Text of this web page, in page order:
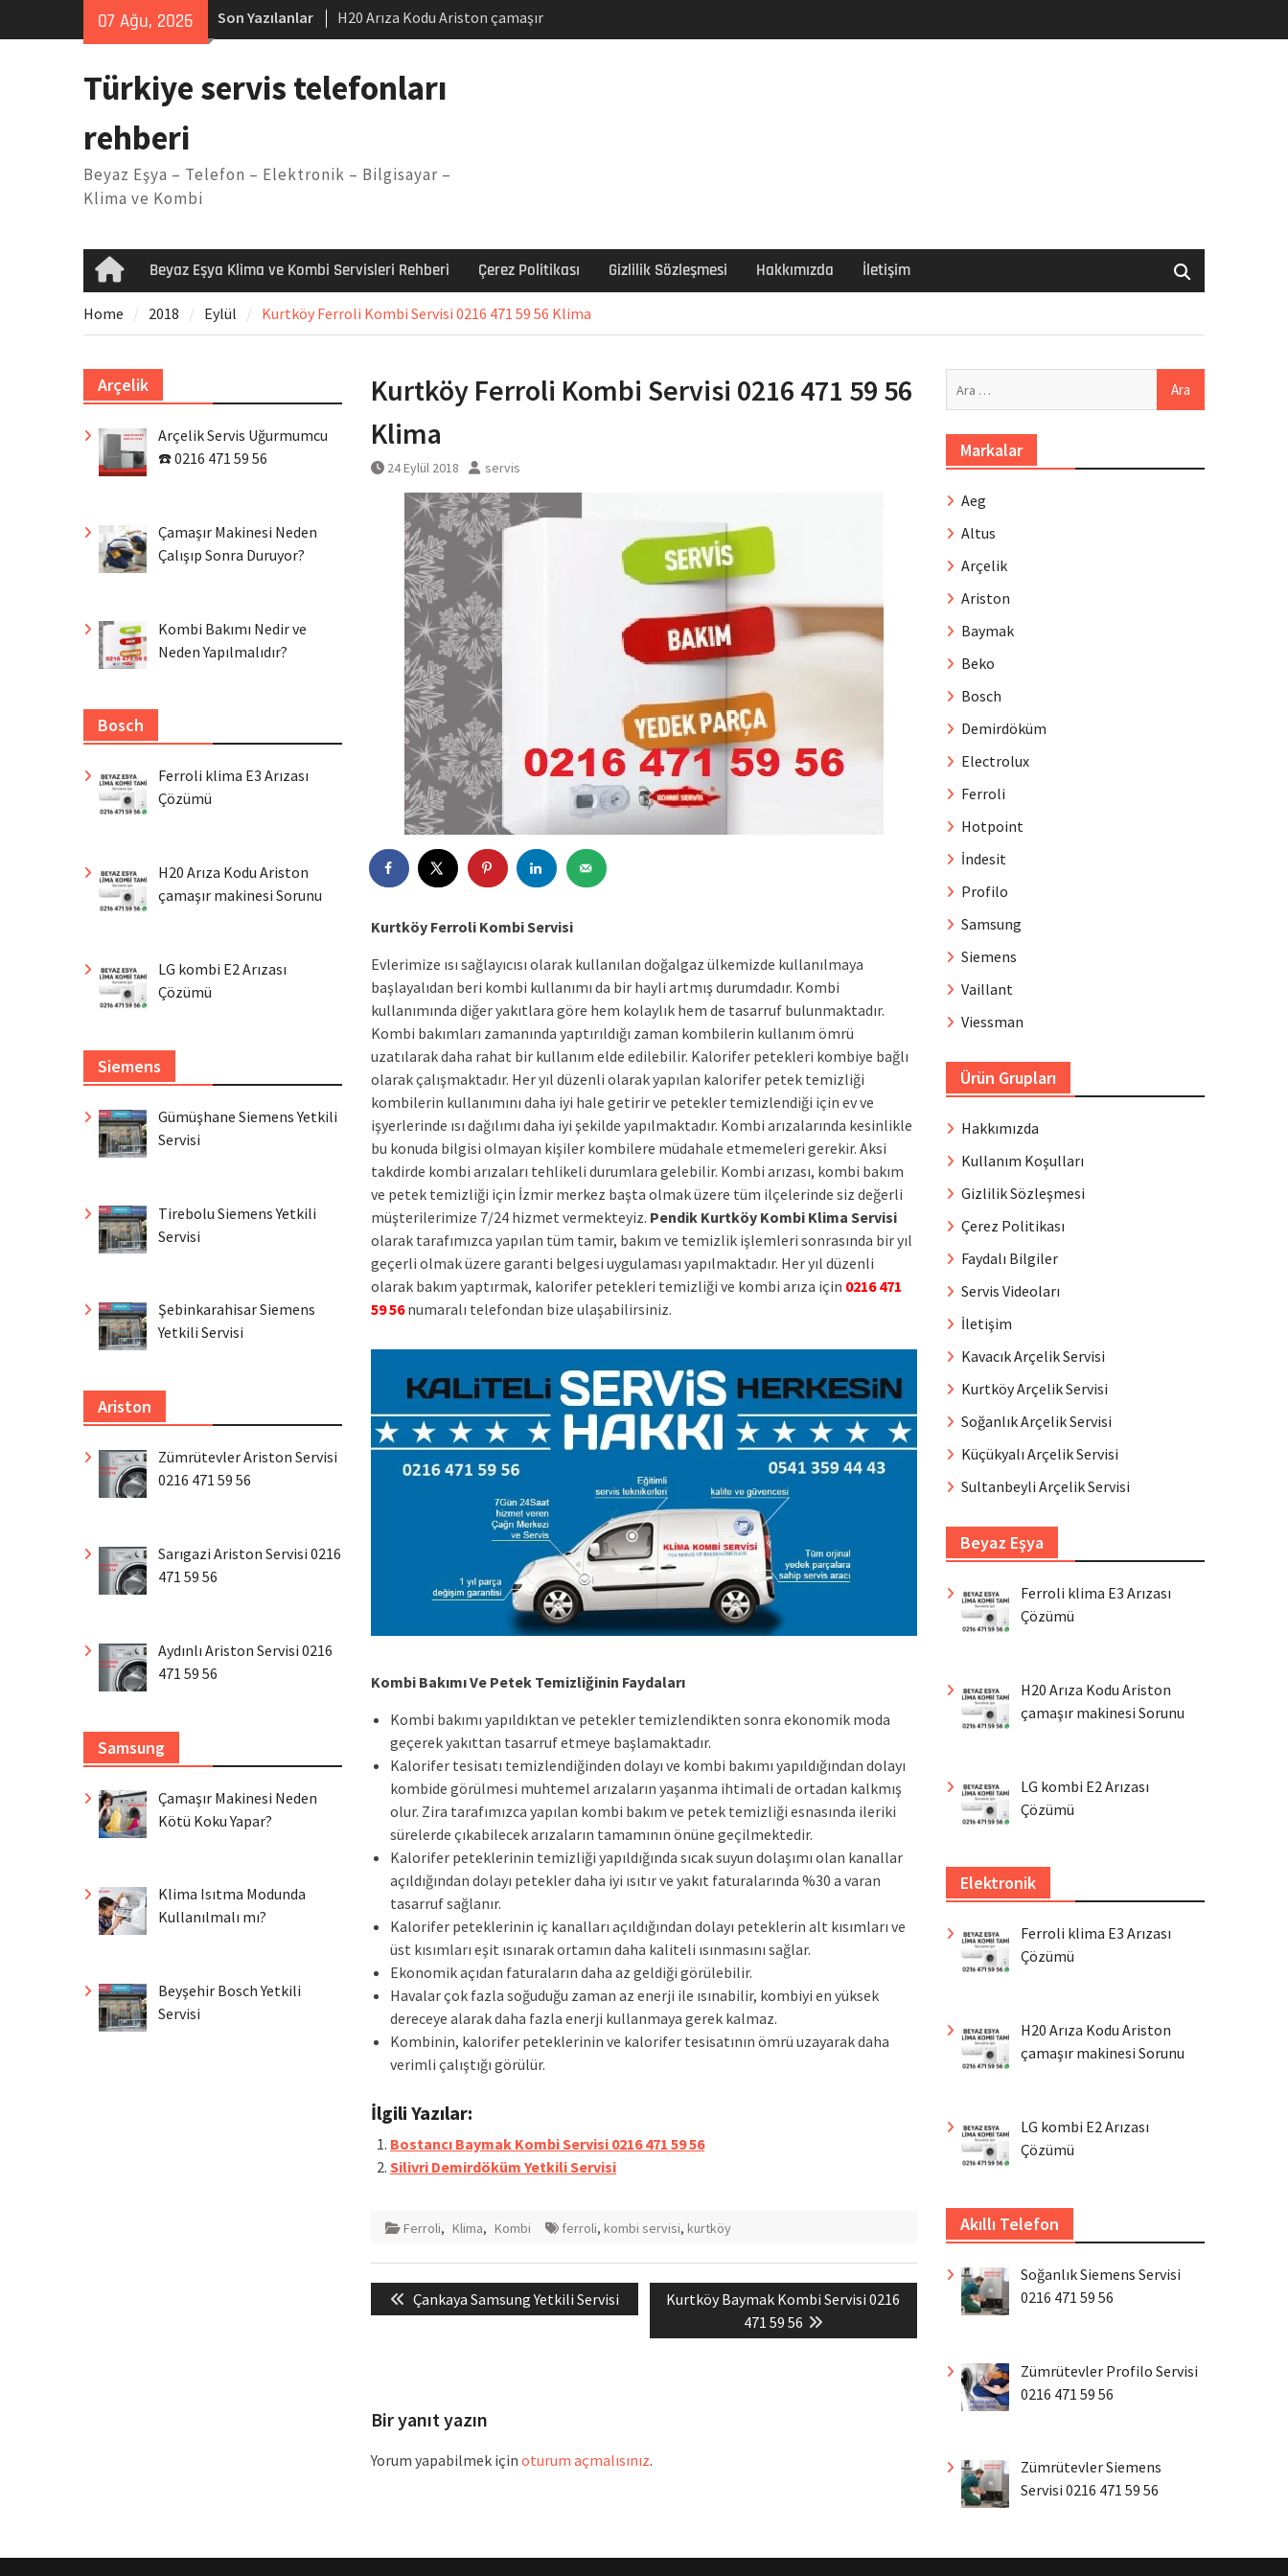
07 Ağu, 2026 Son Yazılanlar
H20 Arıza Kodu Ariston çamaşır
makinesi Sorunu
Arçelik buzdolabı F5 Hatası Çözüm
Ferroli klima E3 Arızası Çözümü
Türkiye servis telefonları
rehberi
Beyaz Eşya – Telefon – Elektronik – Bilgisayar –
Klima ve Kombi
HomeBeyaz Eşya Klima ve Kombi Servisleri Rehberi Çerez Politikası Gizlilik Sözleşmesi Hakkımızda İletişim
Home 2018 Eylül Kurtköy Ferroli Kombi Servisi 0216 471 59 56 Klima
Kurtköy Ferroli Kombi Servisi 0216 471 59 56
Klima
24 Eylül 2018 servis
Kurtköy Ferroli Kombi Servisi
Evlerimize ısı sağlayıcısı olarak kullanılan doğalgaz ülkemizde kullanılmaya
başlayalıdan beri kombi kullanımı da bir hayli artmış durumdadır. Kombi
kullanımında diğer yakıtlara göre hem kolaylık hem de tasarruf bulunmaktadır.
Kombi bakımları zamanında yaptırıldığı zaman kombilerin kullanım ömrü
uzatılarak daha rahat bir kullanım elde edilebilir. Kalorifer petekleri kombiye bağlı
olarak çalışmaktadır. Her yıl düzenli olarak yapılan kalorifer petek temizliği
kombilerin kullanımını daha iyi hale getirir ve petekler temizlendiği için ev ve
işyerlerinde ısı dağılımı daha iyi şekilde yapılmaktadır. Kombi arızalarında kesinlikle
bu konuda bilgisi olmayan kişiler kombilere müdahale etmemeleri gerekir. Aksi
takdirde kombi arızaları tehlikeli durumlara gelebilir. Kombi arızası, kombi bakım
ve petek temizliği için İzmir merkez başta olmak üzere tüm ilçelerinde siz değerli
müşterilerimize 7/24 hizmet vermekteyiz. Pendik Kurtköy Kombi Klima Servisi
olarak tarafımızca yapılan tüm tamir, bakım ve temizlik işlemleri sonrasında bir yıl
geçerli olmak üzere garanti belgesi uygulaması yapılmaktadır. Her yıl düzenli
olarak bakım yaptırmak, kalorifer petekleri temizliği ve kombi arıza için 0216 471
59 56 numaralı telefondan bize ulaşabilirsiniz.
Kombi Bakımı Ve Petek Temizliğinin Faydaları
Kombi bakımı yapıldıktan ve petekler temizlendikten sonra ekonomik moda
geçerek yakıttan tasarruf etmeye başlamaktadır.
Kalorifer tesisatı temizlendiğinden dolayı ve kombi bakımı yapıldığından dolayı
kombide görülmesi muhtemel arızaların yaşanma ihtimali de ortadan kalkmış
olur. Zira tarafımızca yapılan kombi bakım ve petek temizliği esnasında ileriki
sürelerde çıkabilecek arızaların tamamının önüne geçilmektedir.
Kalorifer peteklerinin temizliği yapıldığında sıcak suyun dolaşımı olan kanallar
açıldığından dolayı petekler daha iyi ısıtır ve yakıt faturalarında %30 a varan
tasarruf sağlanır.
Kalorifer peteklerinin iç kanalları açıldığından dolayı peteklerin alt kısımları ve
üst kısımları eşit ısınarak ortamın daha kaliteli ısınmasını sağlar.
Ekonomik açıdan faturaların daha az geldiği görülebilir.
Havalar çok fazla soğuduğu zaman az enerji ile ısınabilir, kombiyi en yüksek
dereceye alarak daha fazla enerji kullanmaya gerek kalmaz.
Kombinin, kalorifer peteklerinin ve kalorifer tesisatının ömrü uzayarak daha
verimli çalıştığı görülür.
İlgili Yazılar:
Bostancı Baymak Kombi Servisi 0216 471 59 56
Silivri Demirdöküm Yetkili Servisi
Ferroli, Klima, Kombi ferroli, kombi servisi, kurtköy
Yazı
gezinmesi
Previous
post:
Çankaya Samsung Yetkili Servisi
Next
Kurtköy Baymak Kombi Servisi 0216
471 59 56
Bir yanıt yazın
Yorum yapabilmek için oturum açmalısınız.
Markalar
Aeg
Altus
Arçelik
Ariston
Baymak
Beko
Bosch
Demirdöküm
Electrolux
Ferroli
Hotpoint
İndesit
Profilo
Samsung
Siemens
Vaillant
Viessman
Ürün Grupları
Hakkımızda
Kullanım Koşulları
Gizlilik Sözleşmesi
Çerez Politikası
Faydalı Bilgiler
Servis Videoları
İletişim
Kavacık Arçelik Servisi
Kurtköy Arçelik Servisi
Soğanlık Arçelik Servisi
Küçükyalı Arçelik Servisi
Sultanbeyli Arçelik Servisi
Beyaz Eşya
Ferroli klima E3 Arızası
Çözümü
H20 Arıza Kodu Ariston
çamaşır makinesi Sorunu
LG kombi E2 Arızası
Çözümü
Elektronik
Ferroli klima E3 Arızası
Çözümü
H20 Arıza Kodu Ariston
çamaşır makinesi Sorunu
LG kombi E2 Arızası
Çözümü
Akıllı Telefon
Soğanlık Siemens Servisi
0216 471 59 56
Zümrütevler Profilo Servisi
0216 471 59 56
Zümrütevler Siemens
Servisi 0216 471 59 56
Arçelik
Arçelik Servis Uğurmumcu
☎️ 0216 471 59 56
Çamaşır Makinesi Neden
Çalışıp Sonra Duruyor?
Kombi Bakımı Nedir ve
Neden Yapılmalıdır?
Bosch
Ferroli klima E3 Arızası
Çözümü
H20 Arıza Kodu Ariston
çamaşır makinesi Sorunu
LG kombi E2 Arızası
Çözümü
Siemens
Gümüşhane Siemens Yetkili
Servisi
Tirebolu Siemens Yetkili
Servisi
Şebinkarahisar Siemens
Yetkili Servisi
Ariston
Zümrütevler Ariston Servisi
0216 471 59 56
Sarıgazi Ariston Servisi 0216
471 59 56
Aydınlı Ariston Servisi 0216
471 59 56
Samsung
Çamaşır Makinesi Neden
Kötü Koku Yapar?
Klima Isıtma Modunda
Kullanılmalı mı?
Beyşehir Bosch Yetkili
Servisi